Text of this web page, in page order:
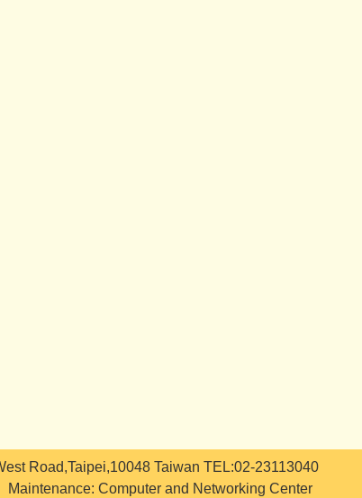
Road,Taipei,10048 Taiwan TEL:02-23113040
Maintenance: Computer and Networking Center